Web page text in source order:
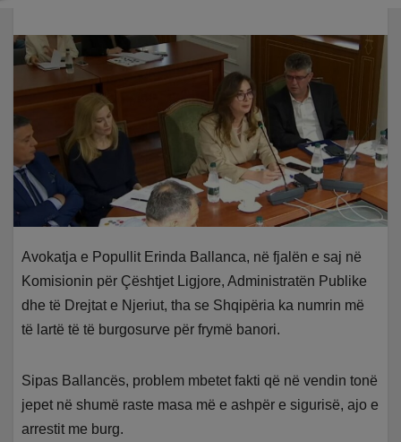
Avokatja e Popullit Erinda Ballanca, në fjalën e saj në
Komisionin për Çështjet Ligjore, Administratën Publike
dhe të Drejtat e Njeriut, tha se Shqipëria ka numrin më
të lartë të të burgosurve për frymë banori.
Sipas Ballancës, problem mbetet fakti që në vendin tonë
jepet në shumë raste masa më e ashpër e sigurisë, ajo e
arrestit me burg.